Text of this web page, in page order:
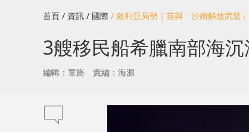
首頁 / 資訊 / 國際 / 敘利亞局勢｜英與「沙姆解放武裝
3艘移民船希臘南部海
編輯：覃旖 責編：海源